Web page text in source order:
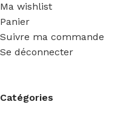
Ma wishlist
Panier
Suivre ma commande
Se déconnecter
Catégories